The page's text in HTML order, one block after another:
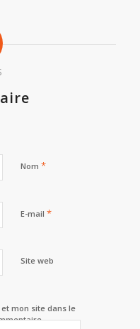
Nom *
E-mail *
Site web
mon site dans le